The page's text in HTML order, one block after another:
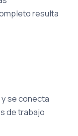
resulta
se conecta
de trabajo